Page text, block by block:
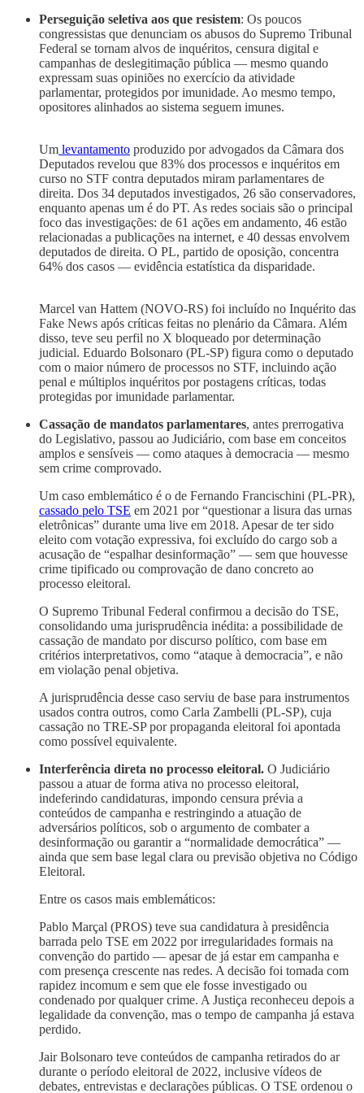
Perseguição seletiva aos que resistem: Os poucos
congressistas que denunciam os abusos do Supremo Tribunal
Federal se tornam alvos de inquéritos, censura digital e
campanhas de deslegitimação pública — mesmo quando
expressam suas opiniões no exercício da atividade
parlamentar, protegidos por imunidade. Ao mesmo tempo,
opositores alinhados ao sistema seguem imunes.
Um levantamento produzido por advogados da Câmara dos
Deputados revelou que 83% dos processos e inquéritos em
curso no STF contra deputados miram parlamentares de
direita. Dos 34 deputados investigados, 26 são conservadores,
enquanto apenas um é do PT. As redes sociais são o principal
foco das investigações: de 61 ações em andamento, 46 estão
relacionadas a publicações na internet, e 40 dessas envolvem
deputados de direita. O PL, partido de oposição, concentra
64% dos casos — evidência estatística da disparidade.
Marcel van Hattem (NOVO‑RS) foi incluído no Inquérito das
Fake News após críticas feitas no plenário da Câmara. Além
disso, teve seu perfil no X bloqueado por determinação
judicial. Eduardo Bolsonaro (PL‑SP) figura como o deputado
com o maior número de processos no STF, incluindo ação
penal e múltiplos inquéritos por postagens críticas, todas
protegidas por imunidade parlamentar.
Cassação de mandatos parlamentares, antes prerrogativa
do Legislativo, passou ao Judiciário, com base em conceitos
amplos e sensíveis — como ataques à democracia — mesmo
sem crime comprovado.
Um caso emblemático é o de Fernando Francischini (PL‑PR),
cassado pelo TSE em 2021 por “questionar a lisura das urnas
eletrônicas” durante uma live em 2018. Apesar de ter sido
eleito com votação expressiva, foi excluído do cargo sob a
acusação de “espalhar desinformação” — sem que houvesse
crime tipificado ou comprovação de dano concreto ao
processo eleitoral.
O Supremo Tribunal Federal confirmou a decisão do TSE,
consolidando uma jurisprudência inédita: a possibilidade de
cassação de mandato por discurso político, com base em
critérios interpretativos, como “ataque à democracia”, e não
em violação penal objetiva.
A jurisprudência desse caso serviu de base para instrumentos
usados contra outros, como Carla Zambelli (PL-SP), cuja
cassação no TRE-SP por propaganda eleitoral foi apontada
como possível equivalente.
Interferência direta no processo eleitoral. O Judiciário
passou a atuar de forma ativa no processo eleitoral,
indeferindo candidaturas, impondo censura prévia a
conteúdos de campanha e restringindo a atuação de
adversários políticos, sob o argumento de combater a
desinformação ou garantir a “normalidade democrática” —
ainda que sem base legal clara ou previsão objetiva no Código
Eleitoral.
Entre os casos mais emblemáticos:
Pablo Marçal (PROS) teve sua candidatura à presidência
barrada pelo TSE em 2022 por irregularidades formais na
convenção do partido — apesar de já estar em campanha e
com presença crescente nas redes. A decisão foi tomada com
rapidez incomum e sem que ele fosse investigado ou
condenado por qualquer crime. A Justiça reconheceu depois a
legalidade da convenção, mas o tempo de campanha já estava
perdido.
Jair Bolsonaro teve conteúdos de campanha retirados do ar
durante o período eleitoral de 2022, inclusive vídeos de
debates, entrevistas e declarações públicas. O TSE ordenou o